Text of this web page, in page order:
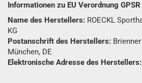
Informationen zu EU Verordnung GPSR
Name des Herstellers: ROECKL
KG
Postanschrift des Herstellers:
München, DE
Elektronische Adresse des Herstellers: